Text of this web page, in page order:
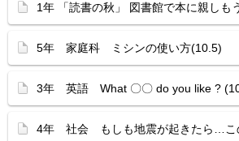
1年 「読書の秋」 図書館で本に親しも
5年 家庭科 ミシンの使い方(10.5)
3年 英語 What 〇〇 do you like ?
4年 社会 もしも地震が起きたら…こ